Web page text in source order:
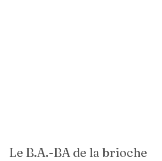
Le B.A.-BA de la brioche